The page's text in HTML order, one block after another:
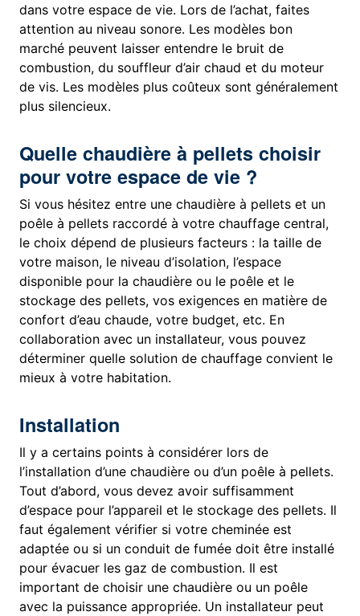
dans votre espace de vie. Lors de l’achat, faites
attention au niveau sonore. Les modèles bon
marché peuvent laisser entendre le bruit de
combustion, du souffleur d’air chaud et du moteur
de vis. Les modèles plus coûteux sont généralement
plus silencieux.
Quelle chaudière à pellets choisir
pour votre espace de vie ?
Si vous hésitez entre une chaudière à pellets et un
poêle à pellets raccordé à votre chauffage central,
le choix dépend de plusieurs facteurs : la taille de
votre maison, le niveau d’isolation, l’espace
disponible pour la chaudière ou le poêle et le
stockage des pellets, vos exigences en matière de
confort d’eau chaude, votre budget, etc. En
collaboration avec un installateur, vous pouvez
déterminer quelle solution de chauffage convient le
mieux à votre habitation.
Installation
Il y a certains points à considérer lors de
l’installation d’une chaudière ou d’un poêle à pellets.
Tout d’abord, vous devez avoir suffisamment
d’espace pour l’appareil et le stockage des pellets. Il
faut également vérifier si votre cheminée est
adaptée ou si un conduit de fumée doit être installé
pour évacuer les gaz de combustion. Il est
important de choisir une chaudière ou un poêle
avec la puissance appropriée. Un installateur peut